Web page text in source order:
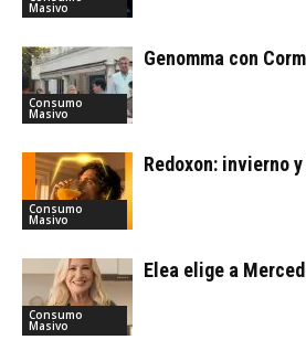
Masivo
Consumo
Masivo
Genomma con
Consumo
Masivo
Redoxon: invierno
Consumo
Masivo
Elea elige a